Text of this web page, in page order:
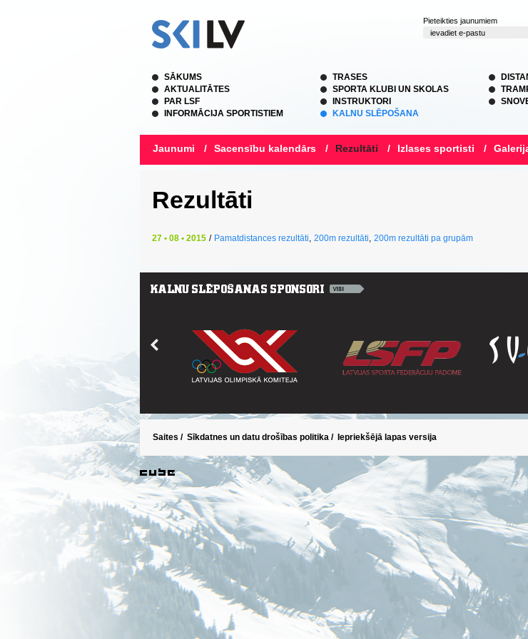
Pieteikties jaunumiem
SĀKUMS
AKTUALITĀTES
PAR LSF
INFORMĀCIJA SPORTISTIEM
TRASES
SPORTA KLUBI UN SKOLAS
INSTRUKTORI
KALNU SLĒPOŠANA
Jaunumi / Sacensību kalendārs / Rezultāti / Izlases sportisti /
Rezultāti
27 • 08 • 2015 / Pamatdistances rezultāti, 200m rezultāti, 200m rezultāti pa grupām
Saites / Sīkdatnes un datu drošības politika / Iepriekšējā lapas versija